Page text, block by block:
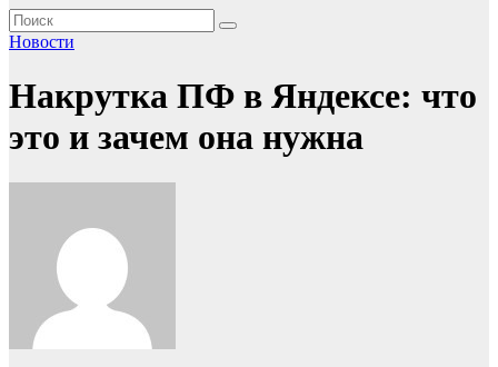
Новости
Накрутка ПФ в Яндексе: что
это и зачем она нужна